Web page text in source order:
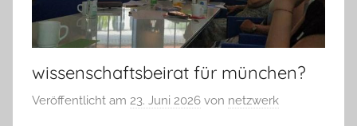
wissenschaftsbeirat für münchen?
Veröffentlicht am 23. Juni 2026 von netzwerk